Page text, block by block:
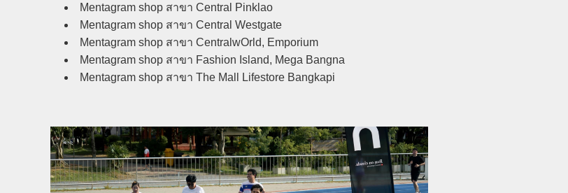
Mentagram shop สาขา Central Pinklao
Mentagram shop สาขา Central Westgate
Mentagram shop สาขา CentralwOrld, Emporium
Mentagram shop สาขา Fashion Island, Mega Bangna
Mentagram shop สาขา The Mall Lifestore Bangkapi